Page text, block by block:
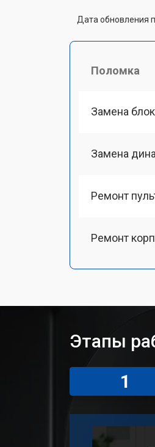
Дата обновления
Поломка
Замена
Замена
Ремонт
Ремонт
Этапы
1